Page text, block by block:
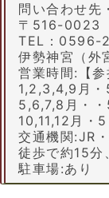
問い合わせ先
〒516-0023
TEL：0596-
伊勢神宮（外
営業時間:【参
1,2,3,4,9月
5,6,7,8月・
10,11,12月・
交通機関:JR
徒歩で約15分
駐車場:あり